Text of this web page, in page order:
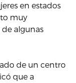
en estados
muy
de algunas
de un centro
que a